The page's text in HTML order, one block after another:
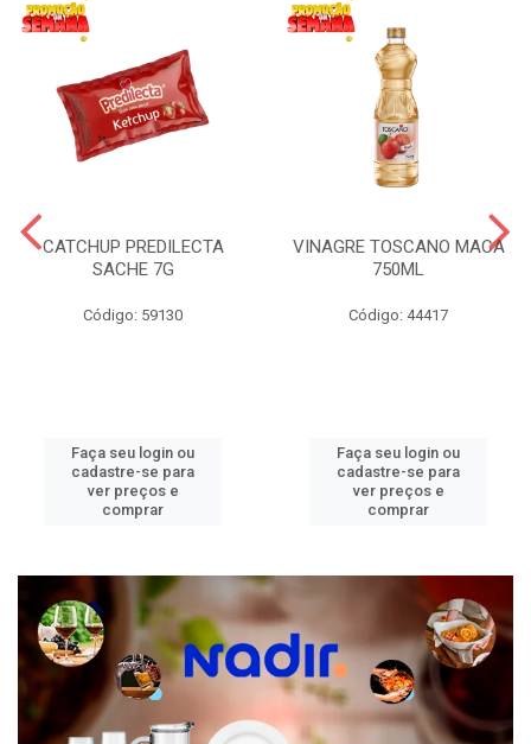
CATCHUP PREDILECTA
SACHE 7G
Código: 59130
Faça seu login ou
cadastre-se para
ver preços e
comprar
VINAGRE TOSCANO MACA
750ML
Código: 44417
Faça seu login ou
cadastre-se para
ver preços e
comprar